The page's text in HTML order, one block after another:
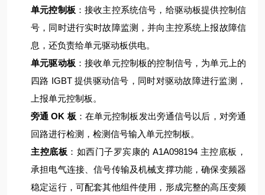
单元控制板 ：接收主控系统信号，给驱动板提供控制信
号，同时进行实时故障监测，并向主控系统上报故障信
息，还负责给单元驱动板供电。
单元驱动板 ：接收单元控制板的控制信号，为单元上的
四路 IGBT 提供驱动信号，同时对驱动故障进行监测，
上报单元控制板。
旁通 OK 板 ：在单元控制板发出旁通信号以后，对旁通
回路进行检测，检测信号输入单元控制板。
主控底板 ：如西门子罗宾康的 A1A098194 主控底板，
承担电气连接、信号传输及机械支撑功能，确保变频器
稳定运行，可配套其他组件使用，形成完整的高压变频